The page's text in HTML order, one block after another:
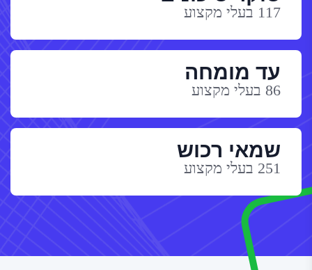
117 בעלי מקצוע
עד מומחה
86 בעלי מקצוע
שמאי רכוש
251 בעלי מקצוע